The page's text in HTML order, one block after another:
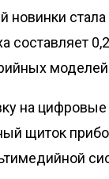
новинки
составляет
на
щиток